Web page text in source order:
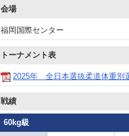
会場
福岡国際センター
トーナメント表
2025年 全日本選抜柔道体重別
戦績
60kg級